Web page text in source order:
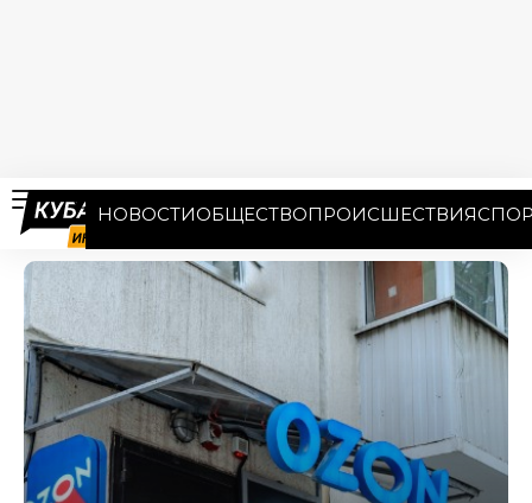
НОВОСТИОБЩЕСТВОПРОИСШЕСТВИЯ